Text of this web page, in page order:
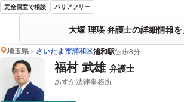
完全個室で相談 バリアフリー
大塚 理瑛 弁護士の詳細情報を
埼玉県 さいたま市浦和区浦和駅徒歩8分
福村 武雄 弁護士
あすか法律事務所